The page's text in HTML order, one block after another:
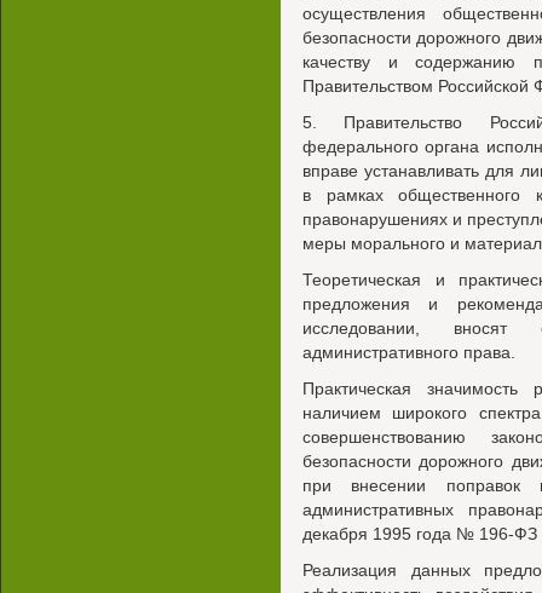
осуществления
безопасности дорожного
качеству и содержанию
Правительством Российской
5. Правительство
федерального органа
вправе устанавливать для
в рамках общественного
правонарушениях и
меры морального и
Теоретическая и
предложения и
исследовании,
административного права.
Практическая значимость
наличием широкого
совершенствованию
безопасности дорожного
при внесении поправок
административных
декабря 1995 года № 196-ФЗ
Реализация данных